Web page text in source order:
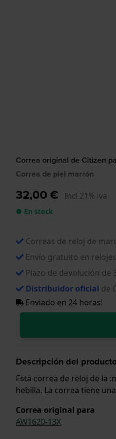
Correa original de Citizen
Correa de piel marrón
32,00 € Incl 21% iva
● En stock
Correas de reloj de
Envío gratuito en
Plazo de devolución de
Distribuidor oficial de
Enviado en 24 horas!
Descripción del
Esta correa de reloj de la
hebilla. La correa tiene
Correa original para
AW1620-13X